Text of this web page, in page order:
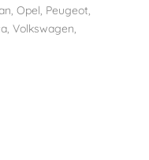
, Opel, Peugeot,
, Volkswagen,